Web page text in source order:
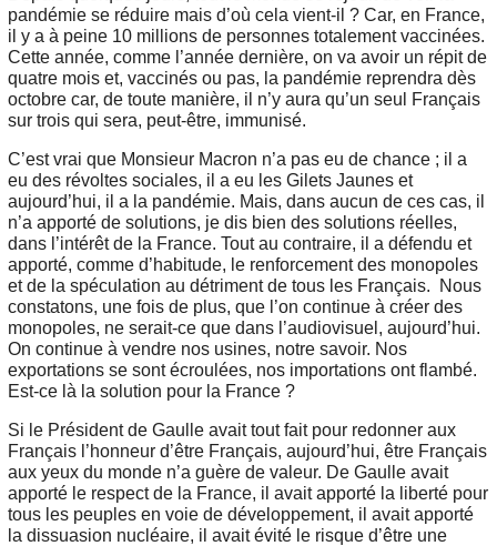
pandémie se réduire mais d’où cela vient-il ? Car, en France,
il y a à peine 10 millions de personnes totalement vaccinées.
Cette année, comme l’année dernière, on va avoir un répit de
quatre mois et, vaccinés ou pas, la pandémie reprendra dès
octobre car, de toute manière, il n’y aura qu’un seul Français
sur trois qui sera, peut-être, immunisé.
C’est vrai que Monsieur Macron n’a pas eu de chance ; il a
eu des révoltes sociales, il a eu les Gilets Jaunes et
aujourd’hui, il a la pandémie. Mais, dans aucun de ces cas, il
n’a apporté de solutions, je dis bien des solutions réelles,
dans l’intérêt de la France. Tout au contraire, il a défendu et
apporté, comme d’habitude, le renforcement des monopoles
et de la spéculation au détriment de tous les Français. Nous
constatons, une fois de plus, que l’on continue à créer des
monopoles, ne serait-ce que dans l’audiovisuel, aujourd’hui.
On continue à vendre nos usines, notre savoir. Nos
exportations se sont écroulées, nos importations ont flambé.
Est-ce là la solution pour la France ?
Si le Président de Gaulle avait tout fait pour redonner aux
Français l’honneur d’être Français, aujourd’hui, être Français
aux yeux du monde n’a guère de valeur. De Gaulle avait
apporté le respect de la France, il avait apporté la liberté pour
tous les peuples en voie de développement, il avait apporté
la dissuasion nucléaire, il avait évité le risque d’être une